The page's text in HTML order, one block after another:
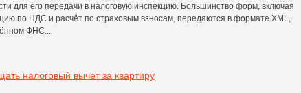
для его передачи в налоговую инспекцию. Большинство форм, включая
по НДС и расчёт по страховым взносам, передаются в формате XML,
ФНС...
налоговый вычет за квартиру